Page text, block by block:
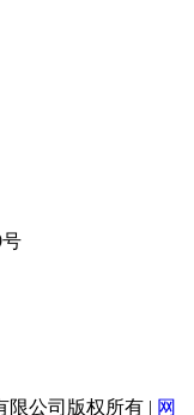
限公司版权所有 | 网